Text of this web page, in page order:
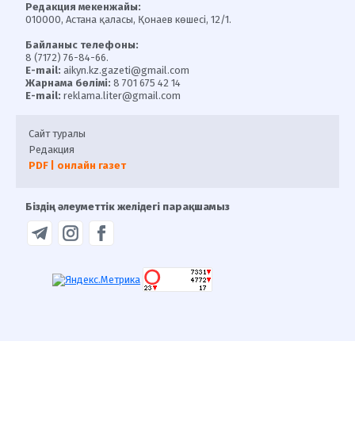
Редакция мекенжайы:
010000, Астана қаласы, Қонаев көшесі, 12/1.
Байланыс телефоны:
8 (7172) 76-84-66.
E-mail: aikyn.kz.gazeti@gmail.com
Жарнама бөлімі: 8 701 675 42 14
E-mail: reklama.liter@gmail.com
Сайт туралы
Редакция
PDF | онлайн газет
Біздің әлеуметтік желідегі парақшамыз